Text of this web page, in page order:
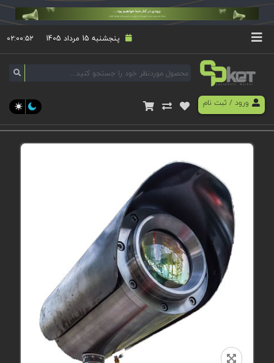
پنجشنبه 15 مرداد 1405 ۰۲:۰۰:۵۲
ورود/ ثبت نام